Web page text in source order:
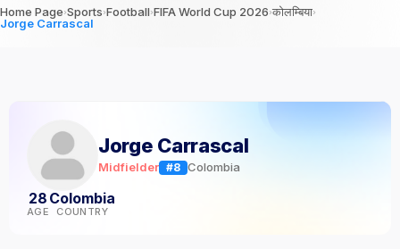
Home Page›Sports›Football›FIFA World Cup 2026›कोलम्बिया›
Jorge Carrascal
Jorge Carrascal
Midfielder #8 Colombia
28
AGE
Colombia
COUNTRY